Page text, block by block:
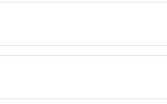
różu, który nie wymaga